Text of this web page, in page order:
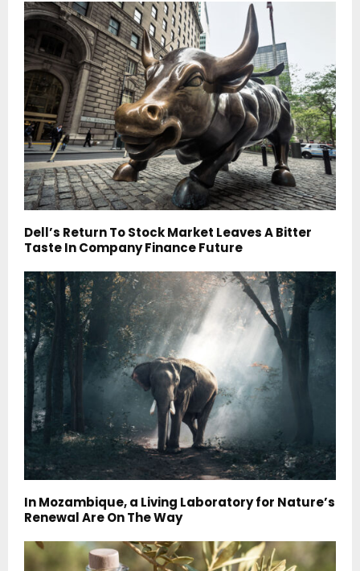
Dell’s Return To Stock Market Leaves A Bitter
Taste In Company Finance Future
In Mozambique, a Living Laboratory for Nature’s
Renewal Are On The Way